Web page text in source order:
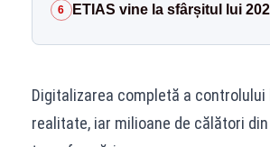
6 ETIAS vine la sfârșitul lui
Digitalizarea completă a
realitate, iar milioane de călători